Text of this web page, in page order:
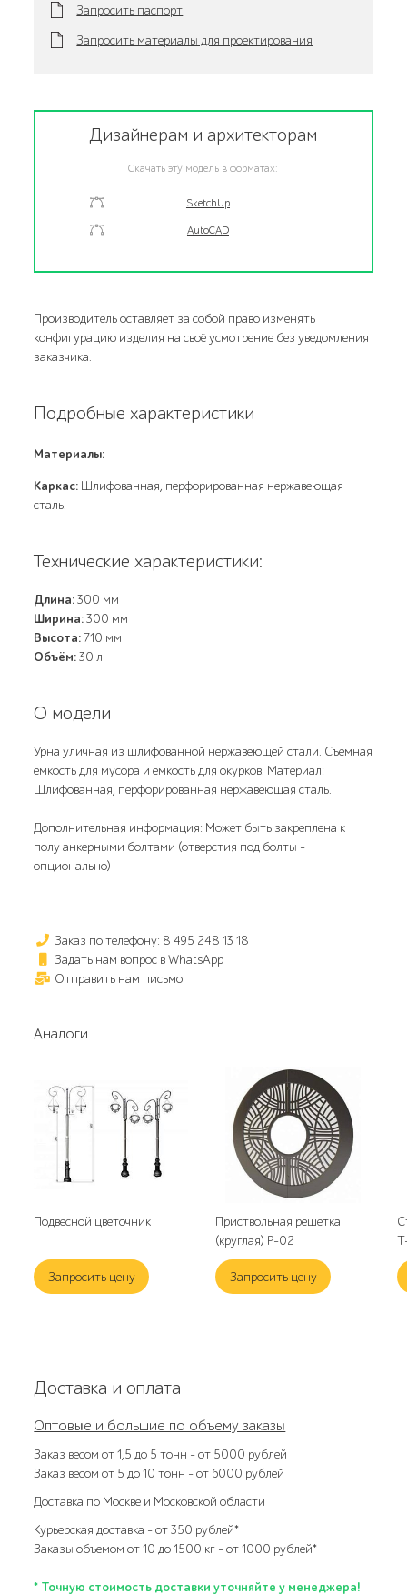
Запросить паспорт
Запросить материалы для проектирования
Дизайнерам и архитекторам
Скачать эту модель в форматах:
SketchUp
AutoCAD
Производитель оставляет за собой право изменять
конфигурацию изделия на своё усмотрение без уведомления
заказчика.
Подробные характеристики
Материалы:
Каркас: Шлифованная, перфорированная нержавеющая
сталь.
Технические характеристики:
Длина:300 мм
Ширина:300 мм
Высота:710 мм
Объём:30 л
О модели
Урна уличная из шлифованной нержавеющей стали. Съемная
емкость для мусора и емкость для окурков. Материал:
Шлифованная, перфорированная нержавеющая сталь.
Дополнительная информация: Может быть закреплена к
полу анкерными болтами (отверстия под болты -
опционально)
Заказ по телефону: 8 495 248 13 18
Задать нам вопрос в WhatsApp
Отправить нам письмо
Аналоги
Подвесной цветочник
Запросить цену
Приствольная решётка
(круглая) Р-02
Запросить цену
Доставка и оплата
Оптовые и большие по объему заказы
Заказ весом от 1,5 до 5 тонн – от 5000 рублей
Заказ весом от 5 до 10 тонн – от 6000 рублей
Доставка по Москве и Московской области
Курьерская доставка – от 350 рублей*
Заказы объемом от 10 до 1500 кг – от 1000 рублей*
* Точную стоимость доставки уточняйте у менеджера!